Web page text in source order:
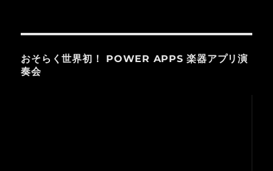
おそらく世界初！ POWER APPS 楽器アプリ演
奏会